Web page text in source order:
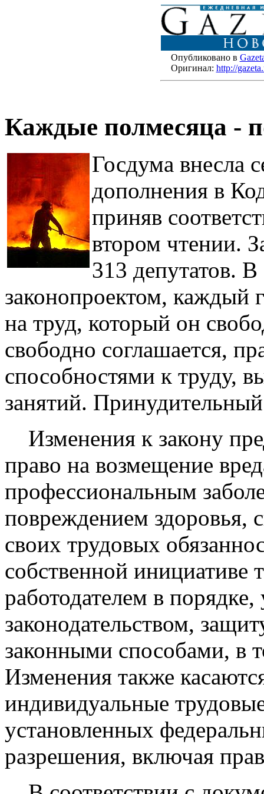
Опубликовано в
Оригинал: http://
Каждые полмесяца -
Госдума внесла
дополнения в
приняв
втором чтении.
313 депутатов. В
законопроектом, каждый
на труд, который он
свободно соглашается,
способностями к труду,
занятий.
Изменения к закону
право на возмещение
профессиональным
повреждением здоровья,
своих трудовых
собственной инициативе
работодателем в
законодательством,
законными способами, в
Изменения также
индивидуальные
установленных
разрешения, включая